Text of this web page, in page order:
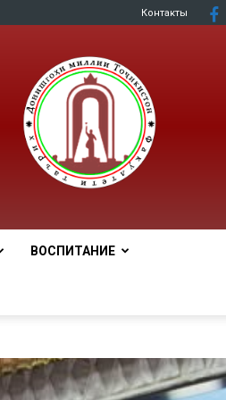
Контакты
ВОСПИТАНИЕ